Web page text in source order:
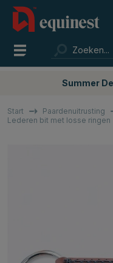
Summer
Start Paardenuitrusting
Lederen bit met losse ringen